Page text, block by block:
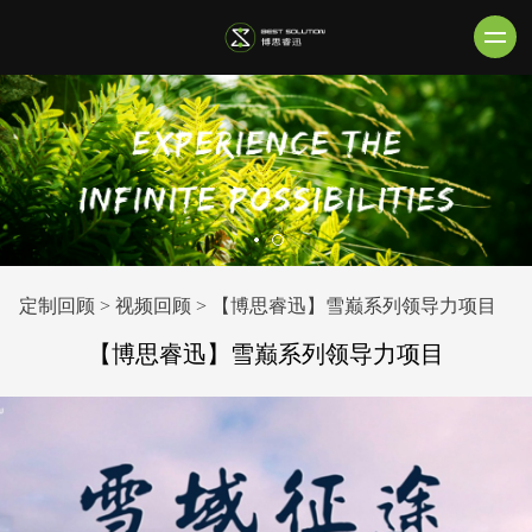
定制回顾 > 视频回顾 > 【博思睿迅】雪巅系列领导力项目
【博思睿迅】雪巅系列领导力项目